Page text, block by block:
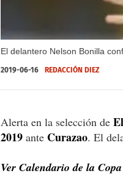
El delantero Nelson Bonilla
2019-06-16 REDACCIÓN DIEZ
Alerta en la selección de
2019 ante Curazao. El
Ver Calendario de la